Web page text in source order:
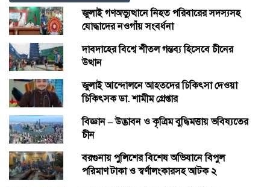
জুলাই গণঅভ্যুত্থানে নিহত পরিবারের সদস্যসহ
যোদ্ধাদের নওগাঁয় সংবর্ধনা
দাবদাহের বিশ্বে শীতল গন্তব্য হিসেবে চীনের
উত্থান
জুলাই আন্দোলনে আহতদের চিকিৎসা দেওয়া
চিকিৎসক ডা. শামীম গ্রেপ্তার
বিজ্ঞান – উদ্ভাবন ও কৃত্রিম বুদ্ধিমত্তায় ভবিষ্যতের
চীন
বরগুনায় পুলিশের বিশেষ অভিযানে বিপুল
পরিমাণ টাকা ও স্বর্ণালংকারসহ আটক ২